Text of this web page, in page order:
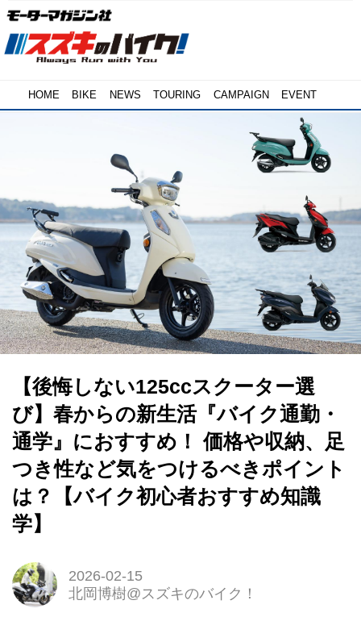
HOME BIKE NEWS TOURING CAMPAIGN EVENT
【後悔しない125ccスクーター選
び】春からの新生活『バイク通勤・
通学』におすすめ！ 価格や収納、足
つき性など気をつけるべきポイント
は？【バイク初心者おすすめ知識
学】
2026-02-15
北岡博樹@スズキのバイク！